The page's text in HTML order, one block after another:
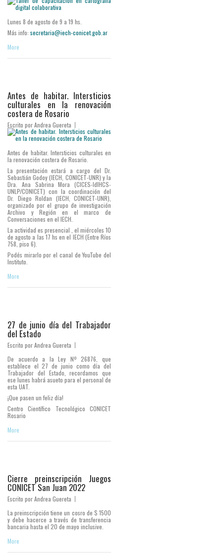
Lunes 8 de agosto de 9 a 19 hs.
Más info: secretaria@iech-conicet.gob.ar
More
Antes de habitar. Intersticios
culturales en la renovación
costera de Rosario
Escrito porAndrea Guereta
Antes de habitar. Intersticios culturales en
la renovación costera de Rosario.
La presentación estará a cargo del Dr.
Sebastián Godoy (IECH, CONICET-UNR) y la
Dra. Ana Sabrina Mora (CICES-IdIHCS-
UNLP/CONICET) con la coordinación del
Dr. Diego Roldan (IECH, CONICET-UNR),
organizado por el grupo de investigación
Archivo y Región en el marco de
Conversaciones en el IECH.
La actividad es presencial , el miércoles 10
de agosto a las 17 hs en el IECH (Entre Ríos
758, piso 6).
Podés mirarlo por el canal de YouTube del
Instituto.
More
27 de junio día del Trabajador
del Estado
Escrito porAndrea Guereta
De acuerdo a la Ley Nº 26876, que
establece el 27 de junio como día del
Trabajador del Estado, recordamos que
ese lunes habrá asueto para el personal de
esta UAT.
¡Que pasen un feliz día!
Centro Científico Tecnológico CONICET
Rosario
More
Cierre preinscripción Juegos
CONICET San Juan 2022
Escrito porAndrea Guereta
La preinscripción tiene un cosro de $ 1500
y debe hacerce a través de transferencia
bancaria hasta el 20 de mayo inclusive.
More